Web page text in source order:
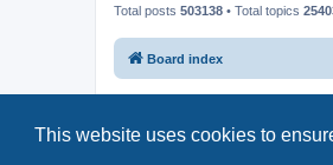
This website uses cookies to
Total posts 503138 • Total topics
Board index